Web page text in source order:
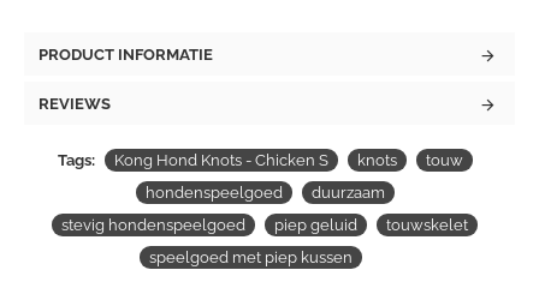
PRODUCT INFORMATIE
REVIEWS
Tags: Kong Hond Knots - Chicken S knots
touw
hondenspeelgoed
duurzaam
stevig hondenspeelgoed
piep geluid
touwskelet
speelgoed met piep kussen